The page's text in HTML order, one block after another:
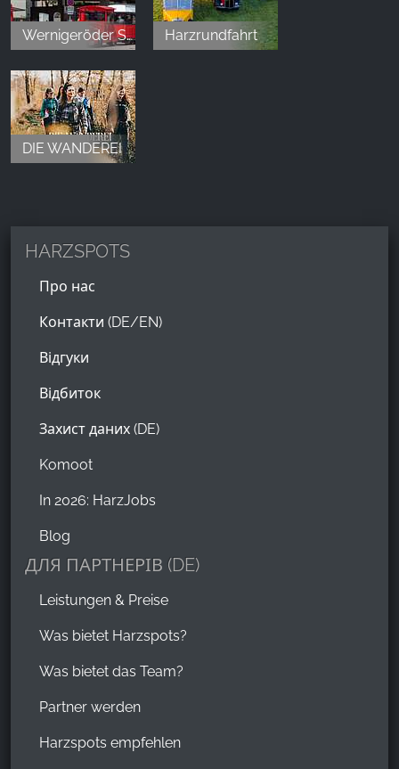
Wernigeröder Schlossbahn Harzrundfahrt
DIE WANDEREI
HARZSPOTS
Про нас
Контакти (DE/EN)
Відгуки
Відбиток
Захист даних (DE)
Komoot
In 2026: HarzJobs
Blog
ДЛЯ ПАРТНЕРІВ (DE)
Leistungen & Preise
Was bietet Harzspots?
Was bietet das Team?
Partner werden
Harzspots empfehlen